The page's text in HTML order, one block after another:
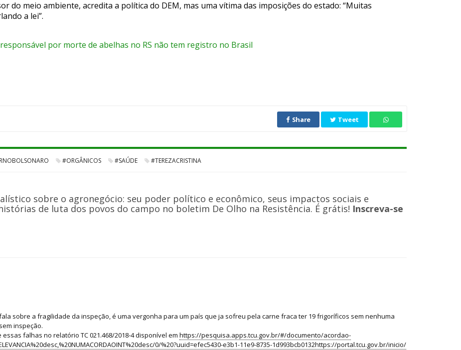
do meio ambiente, acredita a política do DEM, mas uma vítima das imposições do estado: “Muitas
a lei”.
por morte de abelhas no RS não tem registro no Brasil
Share Tweet
#ORGÂNICOS #SAÚDE #TEREZACRISTINA
sobre o agronegócio: seu poder político e econômico, seus impactos sociais e
de luta dos povos do campo no boletim De Olho na Resistência. É grátis! Inscreva-se
sobre a fragilidade da inspeção, é uma vergonha para um país que ja sofreu pela carne fraca ter 19 frigoríficos sem nenhuma
inspeção.
falhas no relatório TC 021.468/2018-4 disponível em https://pesquisa.apps.tcu.gov.br/#/documento/acordao-
0/%20?uuid=efec5430-e3b1-11e9-8735-1d993bcb0132https://portal.tcu.gov.br/inicio/